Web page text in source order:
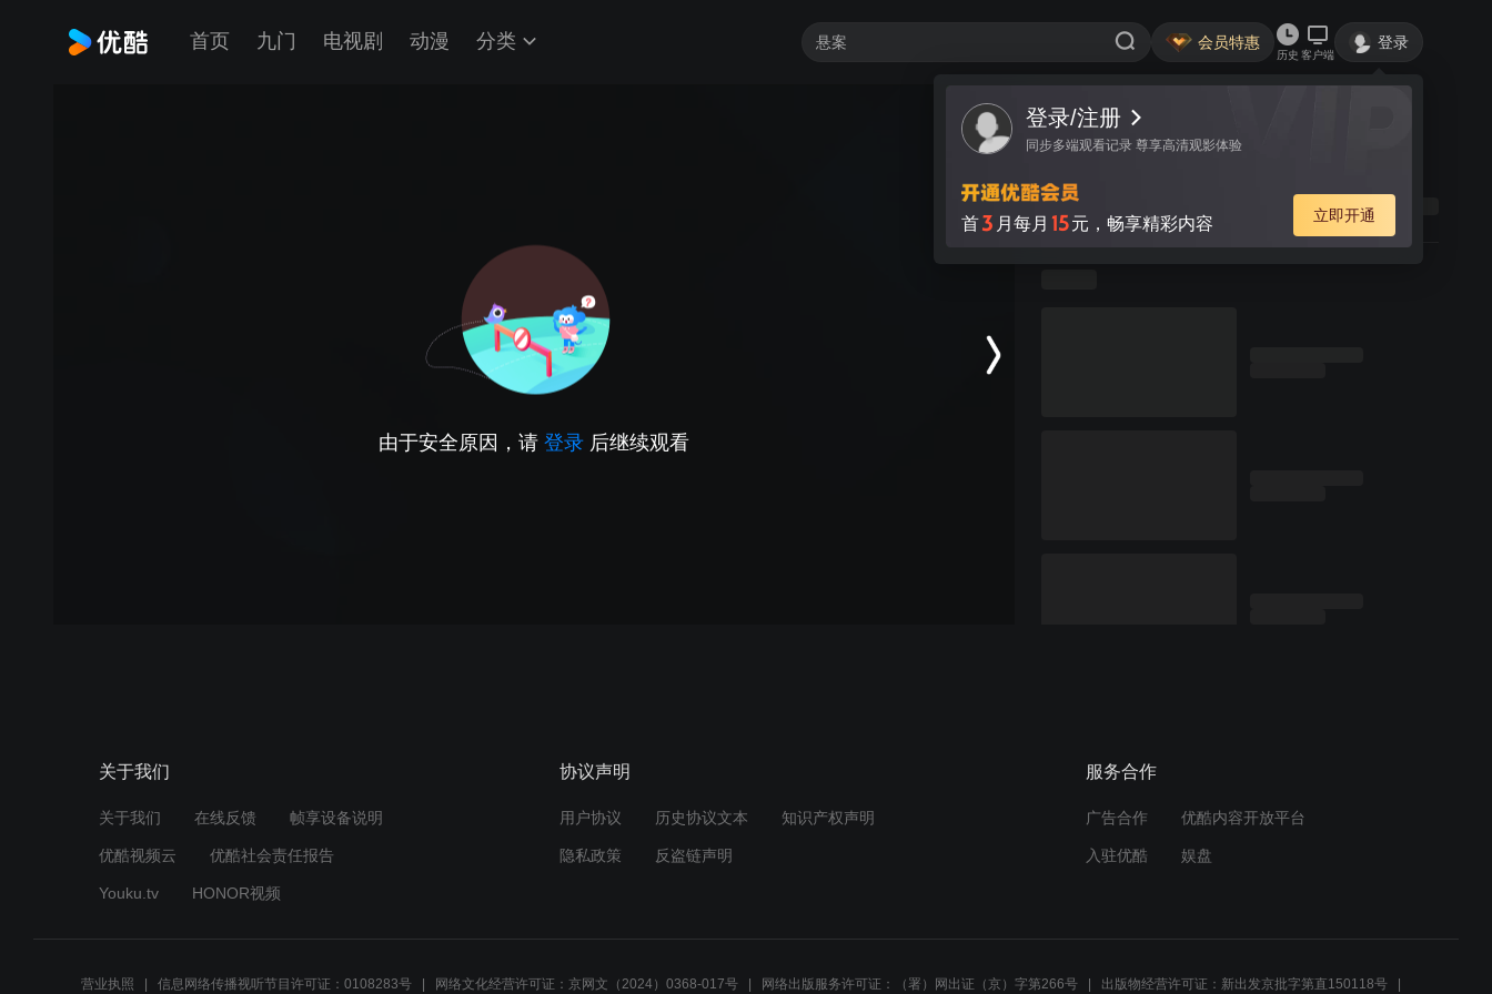
首页 九门 电视剧 动漫 分类 会员特惠
历史 客户端
登录
由于安全原因，请 登录 后继续观看
关于我们
关于我们 在线反馈 帧享设备说明
优酷视频云 优酷社会责任报告
Youku.tv HONOR视频
协议声明
用户协议 历史协议文本 知识产权声明
隐私政策 反盗链声明
服务合作
广告合作 优酷内容开放平台
入驻优酷 娱盘
营业执照 信息网络传播视听节目许可证：0108283号 网络文化经营许可证：京网文（2024）0368-017号 网络出版服务许可证：（署）网出证（京）字第266号 出版物经营许可证：新出发京批字第直150118号